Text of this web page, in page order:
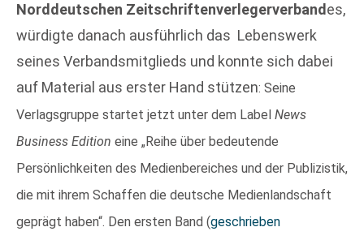
Norddeutschen Zeitschriftenverlegerverband es,
würdigte danach ausführlich das Lebenswerk
seines Verbandsmitglieds und konnte sich dabei
auf Material aus erster Hand stützen: Seine
Verlagsgruppe startet jetzt unter dem Label News
Business Edition eine „Reihe über bedeutende
Persönlichkeiten des Medienbereiches und der Publizistik,
die mit ihrem Schaffen die deutsche Medienlandschaft
geprägt haben“. Den ersten Band (geschrieben